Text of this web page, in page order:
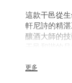
這款干邑從
軒尼詩的精
釀酒大師的
干邑和諧的品
更多